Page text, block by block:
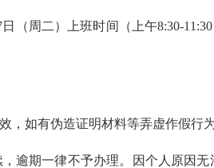
日（周二）上班时间（上午8:30-
，如有伪造证明材料等弄虚作假行
逾期一律不予办理。因个人原因